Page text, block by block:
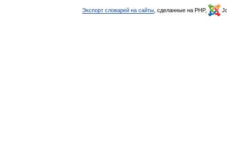
Экспорт словарей на сайты , сделанные на PHP,